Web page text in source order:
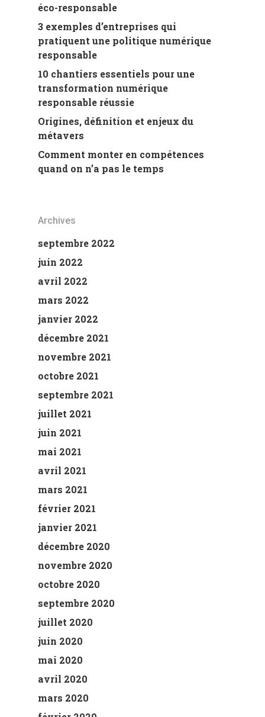
éco-responsable
3 exemples d’entreprises qui
pratiquent une politique numérique
responsable
10 chantiers essentiels pour une
transformation numérique
responsable réussie
Origines, définition et enjeux du
métavers
Comment monter en compétences
quand on n’a pas le temps
Archives
septembre 2022
juin 2022
avril 2022
mars 2022
janvier 2022
décembre 2021
novembre 2021
octobre 2021
septembre 2021
juillet 2021
juin 2021
mai 2021
avril 2021
mars 2021
février 2021
janvier 2021
décembre 2020
novembre 2020
octobre 2020
septembre 2020
juillet 2020
juin 2020
mai 2020
avril 2020
mars 2020